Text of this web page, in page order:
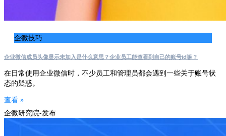
企微技巧
企业微信成员头像显示未加入是什么意思？企业员工能查看到自己的账号id嘛？
在日常使用企业微信时，不少员工和管理员都会遇到一些关于账号状
态的疑惑。
查看 »
企微研究院-发布